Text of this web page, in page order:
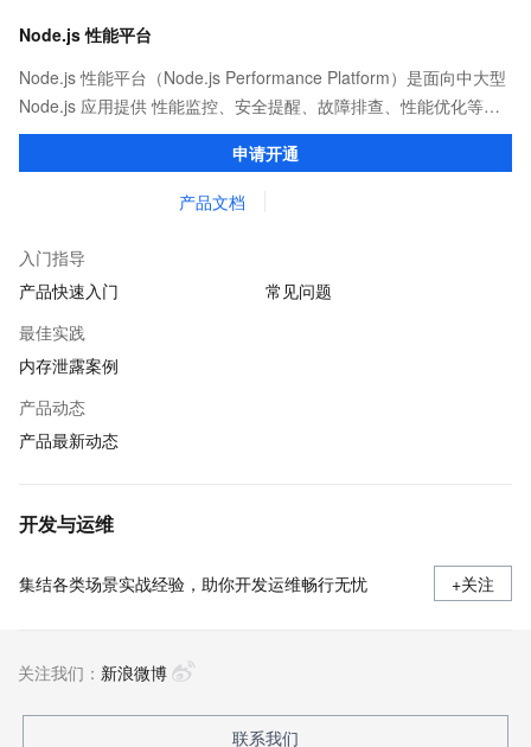
Node.js 性能平台
Node.js 性能平台（Node.js Performance Platform）是面向中大型
Node.js 应用提供 性能监控、安全提醒、故障排查、性能优化等服
务的整体性解决方案。提供完善的工具链和服务，协助客户主动、
申请开通
产品文档
入门指导
产品快速入门
常见问题
最佳实践
内存泄露案例
产品动态
产品最新动态
开发与运维
集结各类场景实战经验，助你开发运维畅行无忧 +关注
关注我们： 新浪微博
联系我们